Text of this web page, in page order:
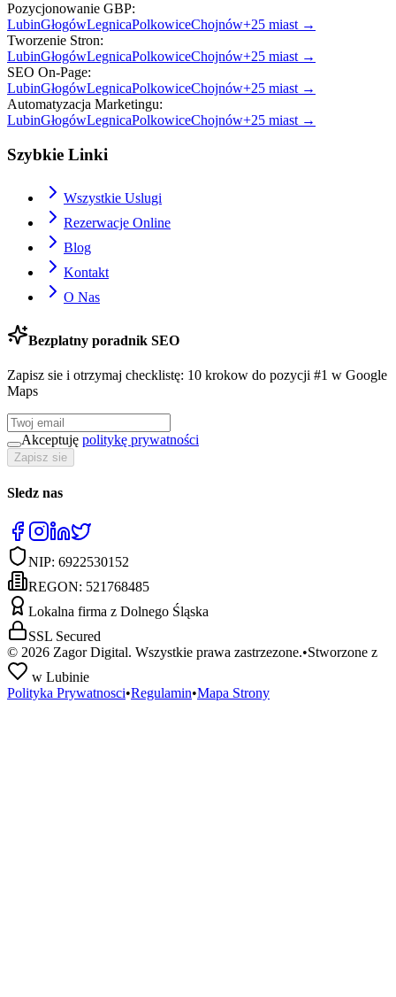
Pozycjonowanie GBP:
LubinGłogówLegnicaPolkowiceChojnów+25 miast →
Tworzenie Stron:
LubinGłogówLegnicaPolkowiceChojnów+25 miast →
SEO On-Page:
LubinGłogówLegnicaPolkowiceChojnów+25 miast →
Automatyzacja Marketingu:
LubinGłogówLegnicaPolkowiceChojnów+25 miast →
Szybkie Linki
Wszystkie Uslugi
Rezerwacje Online
Blog
Kontakt
O Nas
Bezplatny poradnik SEO
Zapisz sie i otrzymaj checklistę: 10 krokow do pozycji #1 w Google
Maps
Akceptuję politykę prywatności
Zapisz sie
Sledz nas
NIP: 6922530152
REGON: 521768485
Lokalna firma z Dolnego Śląska
SSL Secured
© 2026 Zagor Digital. Wszystkie prawa zastrzezone.•Stworzone z
w Lubinie
Polityka Prywatnosci•Regulamin•Mapa Strony